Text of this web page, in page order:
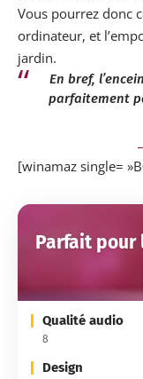
Vous pourrez donc
ordinateur, et
jardin.
En bref,
parfaitement
[winamaz single=
Parfait pour
Qualité audio
8
Design